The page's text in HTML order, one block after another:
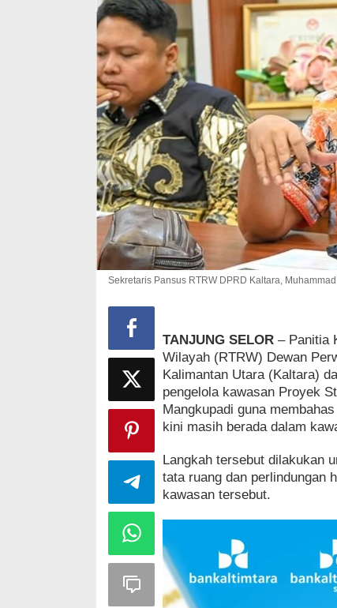
Sekretaris Pansus RTRW DPRD Kaltara,
TANJUNG SELOR – Panitia
Wilayah (RTRW) Dewan
Kalimantan Utara (Kaltara)
pengelola kawasan Proyek
Mangkupadi guna
kini masih berada dalam
Langkah tersebut dilakukan
tata ruang dan perlindungan
kawasan tersebut.
Dari
Bersihkan
Di Kaltara,